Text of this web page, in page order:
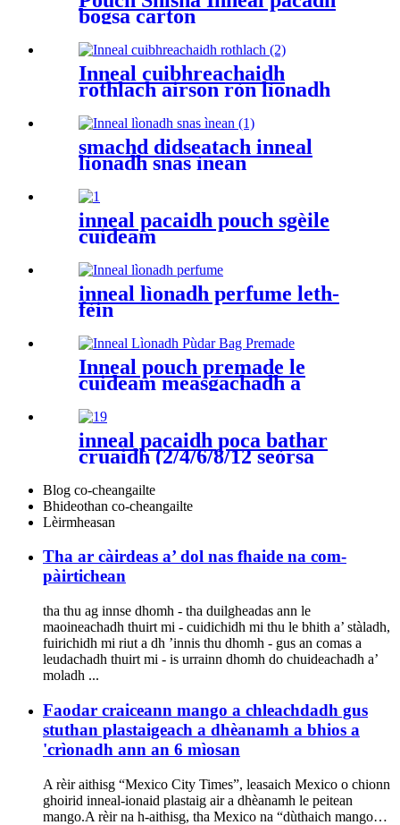
bogsa carton
Inneal cuibhreachaidh
rothlach airson ròn lìonadh
smachd didseatach inneal
lìonadh snas ìnean
inneal pacaidh pouch sgèile
cuideam
inneal lìonadh perfume leth-
fèin
Inneal pouch premade le
cuideam measgachadh a
’lìonadh seuladh airson pùdar
inneal pacaidh poca bathar
cruaidh (2/4/6/8/12 seòrsa
bathar-cruaidh measgaichte
no pacadh neo-eisimeileach)
Blog co-cheangailte
Bhideothan co-cheangailte
Lèirmheasan
Tha ar càirdeas a’ dol nas fhaide na com-
pàirtichean
tha thu ag innse dhomh - tha duilgheadas ann le
maoineachadh thuirt mi - cuidichidh mi thu le bhith a’ stàladh,
fuirichidh mi riut a dh ’innis thu dhomh - gus an comas a
leudachadh thuirt mi - is urrainn dhomh do chuideachadh a’
moladh ...
Faodar craiceann mango a chleachdadh gus
stuthan plastaigeach a dhèanamh a bhios a
'crìonadh ann an 6 mìosan
A rèir aithisg “Mexico City Times”, leasaich Mexico o chionn
ghoirid inneal-ionaid plastaig air a dhèanamh le peitean
mango.A rèir na h-aithisg, tha Mexico na “dùthaich mango…